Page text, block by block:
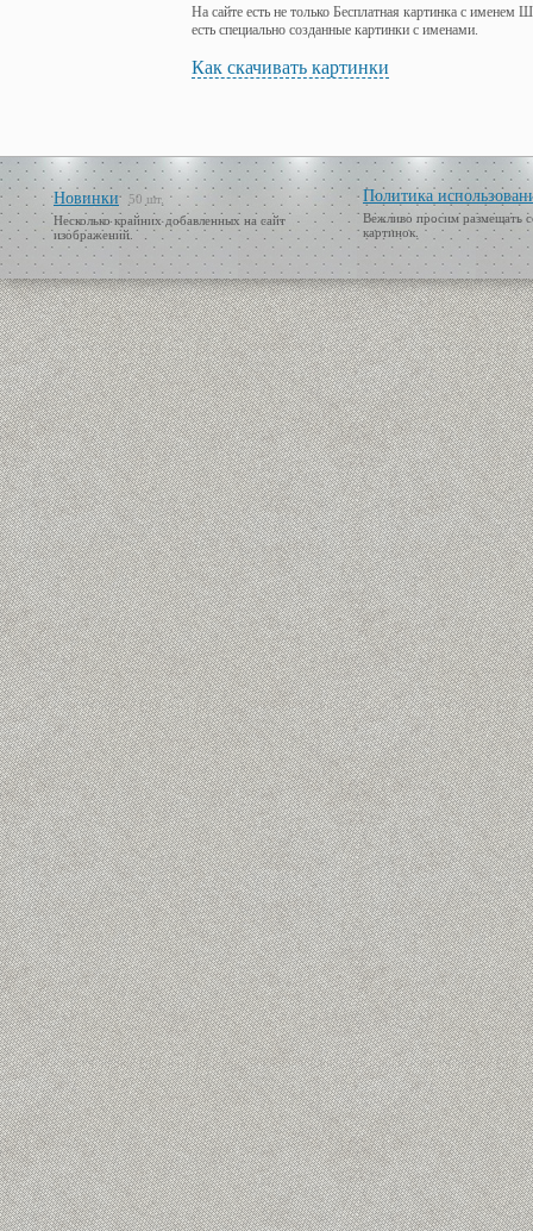
На сайте есть не только Бесплатная картинка с
есть специально созданные картинки с именами.
Как скачивать картинки
Новинки
50 шт.
Несколько крайних добавленных на сайт
изображений.
Политика
Вежливо просим размещать
картинок.